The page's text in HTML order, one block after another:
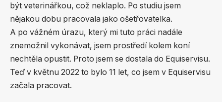
být veterinářkou, což neklaplo. Po studiu jsem
nějakou dobu pracovala jako ošetřovatelka.
A po vážném úrazu, který mi tuto práci nadále
znemožnil vykonávat, jsem prostředí kolem koní
nechtěla opustit. Proto jsem se dostala do Equiservisu.
Teď v květnu 2022 to bylo 11 let, co jsem v Equiservisu
začala pracovat.